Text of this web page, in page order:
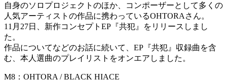
自身のソロプロジェクトのほか、コンポーザーとして多くの
人気アーティストの作品に携わっているOHTORAさん。
11月27日、新作コンセプトEP『共犯』をリリースしまし
た。
作品についてなどのお話に続いて、EP『共犯』収録曲を含
む、本人選曲のプレイリストをオンエアしました。
M8：OHTORA / BLACK HIACE